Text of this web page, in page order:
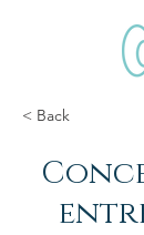
< Back